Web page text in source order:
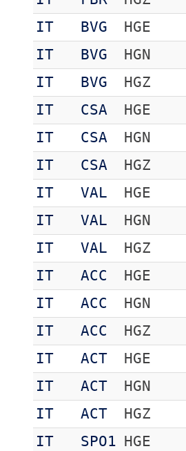
IT
BVG HGE
IT
BVG HGN
IT
BVG HGZ
IT
CSA HGE
IT
CSA HGN
IT
CSA HGZ
IT
VAL HGE
IT
VAL HGN
IT
VAL HGZ
IT
ACC HGE
IT
ACC HGN
IT
ACC HGZ
IT
ACT HGE
IT
ACT HGN
IT
ACT HGZ
IT
SPO1 HGE